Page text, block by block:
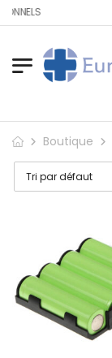
Boutique